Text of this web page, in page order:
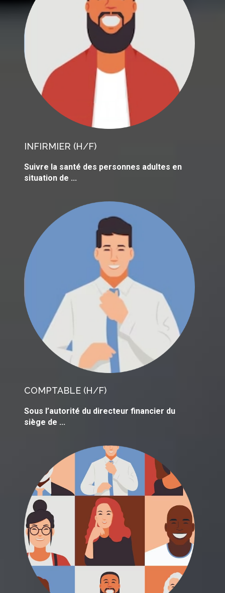
INFIRMIER (H/F)
Suivre la santé des personnes adultes en
situation de ...
COMPTABLE (H/F)
Sous l’autorité du directeur financier du
siège de ...